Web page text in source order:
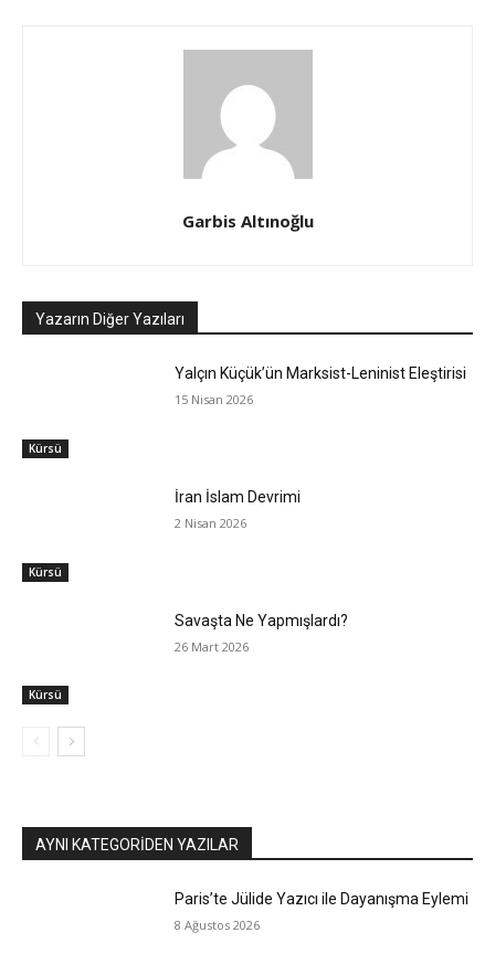
Garbis Altınoğlu
Yazarın Diğer Yazıları
Kürsü
Yalçın Küçük’ün Marksist-Leninist Eleştirisi
15 Nisan 2026
Kürsü
İran İslam Devrimi
2 Nisan 2026
Kürsü
Savaşta Ne Yapmışlardı?
26 Mart 2026
AYNI KATEGORIDEN YAZILAR
Paris’te Jülide Yazıcı ile Dayanışma Eylemi
8 Ağustos 2026